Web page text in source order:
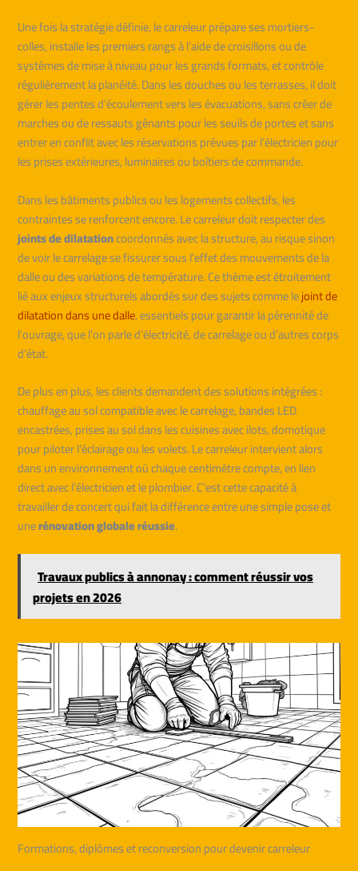
Une fois la stratégie définie, le carreleur prépare ses mortiers-
colles, installe les premiers rangs à l’aide de croisillons ou de
systèmes de mise à niveau pour les grands formats, et contrôle
régulièrement la planéité. Dans les douches ou les terrasses, il doit
gérer les pentes d’écoulement vers les évacuations, sans créer de
marches ou de ressauts gênants pour les seuils de portes et sans
entrer en conflit avec les réservations prévues par l’électricien pour
les prises extérieures, luminaires ou boîtiers de commande.
Dans les bâtiments publics ou les logements collectifs, les
contraintes se renforcent encore. Le carreleur doit respecter des
joints de dilatationcoordonnés avec la structure, au risque sinon
de voir le carrelage se fissurer sous l’effet des mouvements de la
dalle ou des variations de température. Ce thème est étroitement
lié aux enjeux structurels abordés sur des sujets comme lejoint de
dilatation dans une dalle, essentiels pour garantir la pérennité de
l’ouvrage, que l’on parle d’électricité, de carrelage ou d’autres corps
d’état.
De plus en plus, les clients demandent des solutions intégrées :
chauffage au sol compatible avec le carrelage, bandes LED
encastrées, prises au sol dans les cuisines avec ilots, domotique
pour piloter l’éclairage ou les volets. Le carreleur intervient alors
dans un environnement où chaque centimètre compte, en lien
direct avec l’électricien et le plombier. C’est cette capacité à
travailler de concert qui fait la différence entre une simple pose et
unerénovation globale réussie.
Travaux publics à annonay : comment réussir vos
projets en 2026
Formations, diplômes et reconversion pour devenir carreleur